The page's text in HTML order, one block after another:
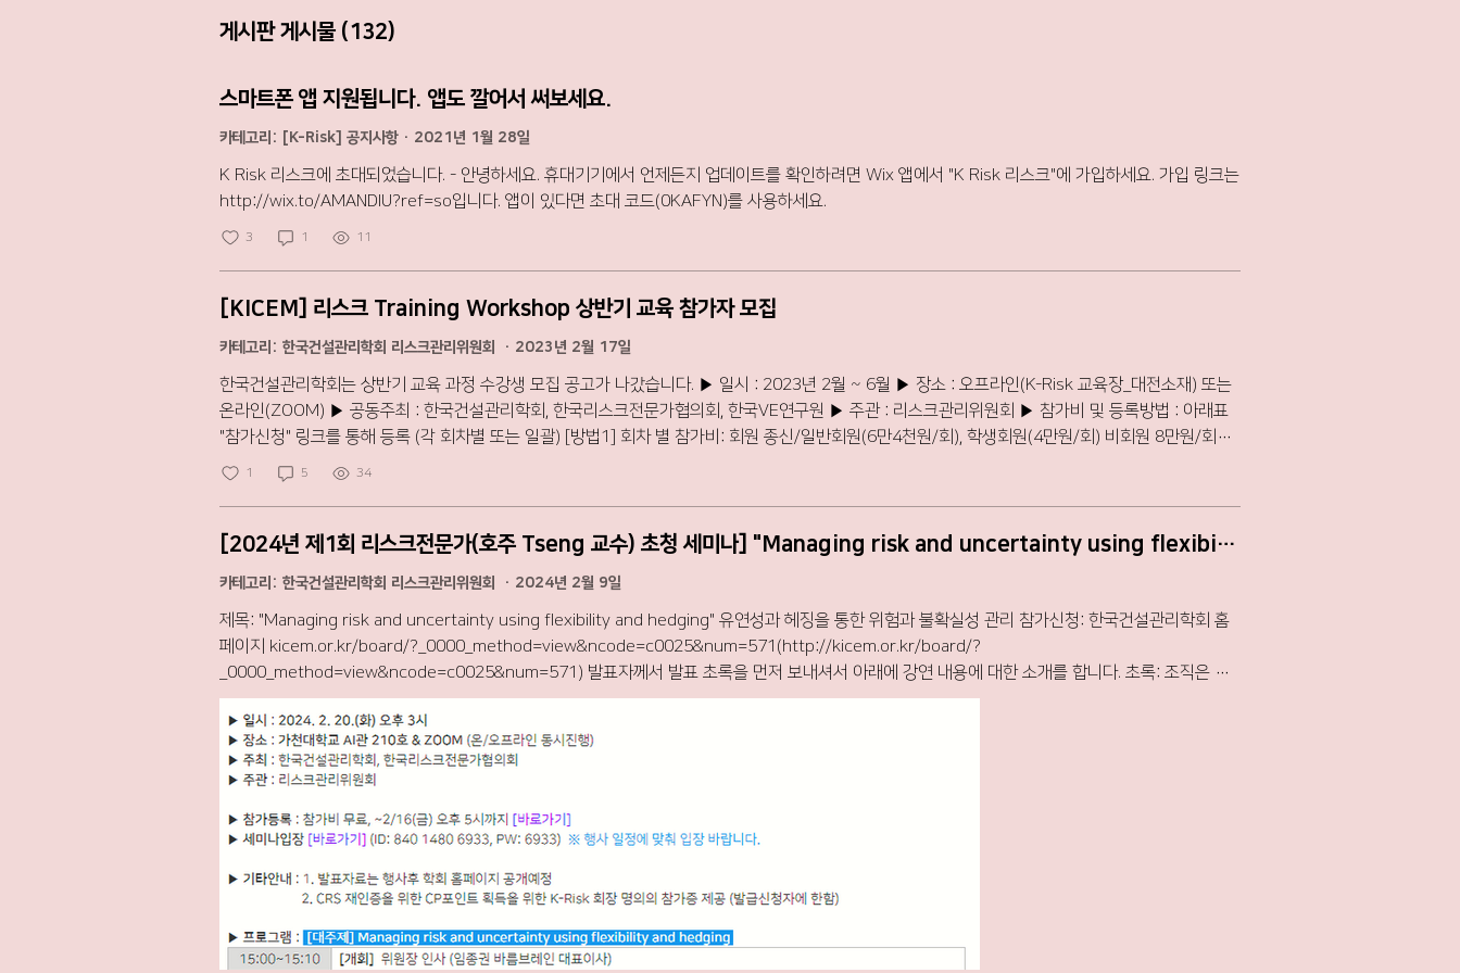
게시판 게시물 (132)
스마트폰 앱 지원됩니다. 앱도 깔어서 써보세요.
카테고리: [K-Risk] 공지사항 · 2021년 1월 28일
K Risk 리스크에 초대되었습니다. - 안녕하세요. 휴대기기에서 언제든지 업데이트를 확인하려면 Wix 앱에서 "K Risk 리스크"에 가입하세요. 가입 링크는
http://wix.to/AMANDIU?ref=so입니다. 앱이 있다면 초대 코드(0KAFYN)를 사용하세요.
3 1 11
[KICEM] 리스크 Training Workshop 상반기 교육 참가자 모집
카테고리: 한국건설관리학회 리스크관리위원회 · 2023년 2월 17일
한국건설관리학회는 상반기 교육 과정 수강생 모집 공고가 나갔습니다. ▶ 일시 : 2023년 2월 ~ 6월 ▶ 장소 : 오프라인(K-Risk 교육장_대전소재) 또는
온라인(ZOOM) ▶ 공동주최 : 한국건설관리학회, 한국리스크전문가협의회, 한국VE연구원 ▶ 주관 : 리스크관리위원회 ▶ 참가비 및 등록방법 : 아래표
"참가신청" 링크를 통해 등록 (각 회차별 또는 일괄) [방법1] 회차 별 참가비: 회원 종신/일반회원(6만4천원/회), 학생회원(4만원/회) 비회원 8만원/회
[방법2] 일괄(1~8회) 참가비: 회원 종신/일반회원(40만원), 학생회원(20만원) 비회원 50만원 ※ 온라인 참가의 경우, 교육비의 50% 할인 적용 ※ 참가
비 할인혜택 : 학회 회원은 교육비의 20% (종신/일반회원), 50%(학생회원) 할인 적용 ※ 환불은 각 행사일로부터 1주일 전까지 가능, 이후 환불 불가 ▶
_0000_method=view&ncode=c0025&num=532
1 5 34
[2024년 제1회 리스크전문가(호주 Tseng 교수) 초청 세미나] "Managing risk and uncertainty using flexibility and hedging" 유연성과 헤징을 통한 위험과 불확실성 관리
카테고리: 한국건설관리학회 리스크관리위원회 · 2024년 2월 9일
제목: "Managing risk and uncertainty using flexibility and hedging" 유연성과 헤징을 통한 위험과 불확실성 관리 참가신청: 한국건설관리학회 홈
페이지 kicem.or.kr/board/?_0000_method=view&ncode=c0025&num=571(http://kicem.or.kr/board/?
_0000_method=view&ncode=c0025&num=571) 발표자께서 발표 초록을 먼저 보내셔서 아래에 강연 내용에 대한 소개를 합니다. 초록: 조직은 비
즈니스 운영 중에 내재된 위험과 불확실성에 직면하므로 이러한 과제를 효과적으로 해결하기 위한 전략 개발이 필요합니다. 이 프리젠테이션은 광범위한
프로젝트 관리 분야에 대한 연사의 이전 출판물을 바탕으로 작성되었습니다. 토론은 세 가지 주요 주제를 중심으로 진행됩니다. 1. 실물 옵션 기반 프로젝
트 평가: 관리적 및 물리적 유연성과 관련된 가치를 활용하여 프로젝트 평가에서 실제 옵션 활용을 탐색합니다. 이 접근 방식은 역동적인 비즈니스 환경
에서 의사 결정을 향상시킵니다. 2. 사전 예방적 프로젝트 관리 프레임워크: 기업이 프로젝트 위험을 평가하고 계획하는 데 도움을 주기 위해 설계된 사전
금융 헤징과 운영 유연성에 관한 사례 연구: 금융 헤징과 운영 유연성의 성과를 체계적으로 비교하는 사례 연구를 제시합니다. 이 분석은 다양한 비즈니
관행을 최적화하려는 조직에 실용적인 통찰력을 제공하는 것입니다. % 위 이미지는 강연자가 보낸 이미지가 아닌 Chat GPT에서 만든 겁니다. (by 가천
대 김종우 교수 제공)